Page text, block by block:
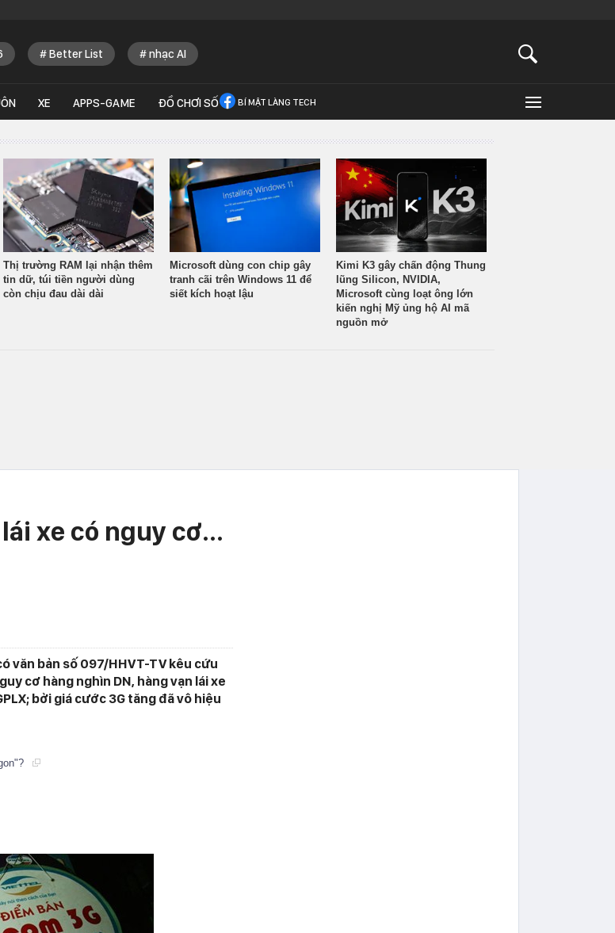
Better List nhạc AI
XE APPS-GAME ĐỒ CHƠI SỐ BÍ MẬT LÀNG TECH
Thị trường RAM lại nhận thêm
tin dữ, túi tiền người dùng
còn chịu đau dài dài
Microsoft dùng con chip gây
tranh cãi trên Windows 11 để
siết kích hoạt lậu
Kimi K3 gây chấn động Thung
lũng Silicon, NVIDIA,
Microsoft cùng loạt ông lớn
kiến nghị Mỹ ủng hộ AI mã
nguồn mở
xe có nguy cơ...
văn bản số 097/HHVT-TV kêu cứu
cơ hàng nghìn DN, hàng vạn lái xe
bởi giá cước 3G tăng đã vô hiệu